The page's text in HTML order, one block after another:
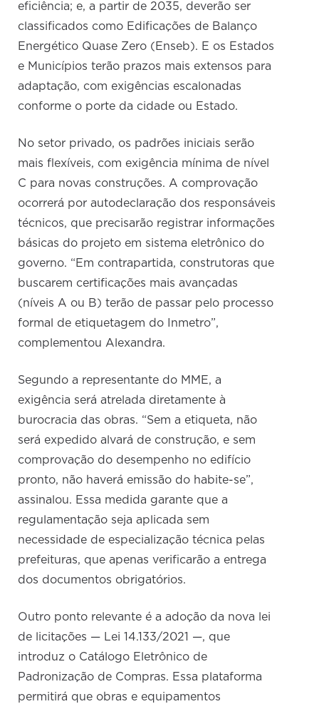
eficiência; e, a partir de 2035, deverão ser
classificados como Edificações de Balanço
Energético Quase Zero (Enseb). E os Estados
e Municípios terão prazos mais extensos para
adaptação, com exigências escalonadas
conforme o porte da cidade ou Estado.
No setor privado, os padrões iniciais serão
mais flexíveis, com exigência mínima de nível
C para novas construções. A comprovação
ocorrerá por autodeclaração dos responsáveis
técnicos, que precisarão registrar informações
básicas do projeto em sistema eletrônico do
governo. “Em contrapartida, construtoras que
buscarem certificações mais avançadas
(níveis A ou B) terão de passar pelo processo
formal de etiquetagem do Inmetro”,
complementou Alexandra.
Segundo a representante do MME, a
exigência será atrelada diretamente à
burocracia das obras. “Sem a etiqueta, não
será expedido alvará de construção, e sem
comprovação do desempenho no edifício
pronto, não haverá emissão do habite-se”,
assinalou. Essa medida garante que a
regulamentação seja aplicada sem
necessidade de especialização técnica pelas
prefeituras, que apenas verificarão a entrega
dos documentos obrigatórios.
Outro ponto relevante é a adoção da nova lei
de licitações — Lei 14.133/2021 —, que
introduz o Catálogo Eletrônico de
Padronização de Compras. Essa plataforma
permitirá que obras e equipamentos